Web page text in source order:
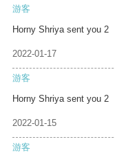
游客
Horny Shriya sent you 2
2022-01-17
游客
Horny Shriya sent you 2
2022-01-15
游客